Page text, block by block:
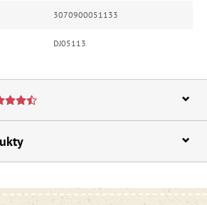
3070900051133
DJ05113